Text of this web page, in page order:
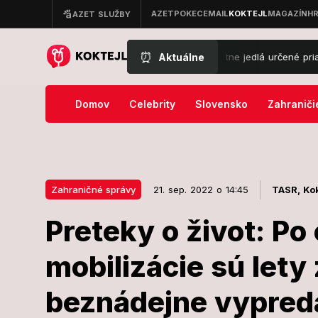
⏰ Aktuálne
homáre a jedia Ryby ryby? Delikátne jedlá určené priamo pre
Domov Celebrity Slovensko
Zahraničné správy 21. sep. 2022 o 14:45 TASR,
Preteky o život: Po
mobilizácie sú lety
beznádejne
Zahraničné správy
Preteky o